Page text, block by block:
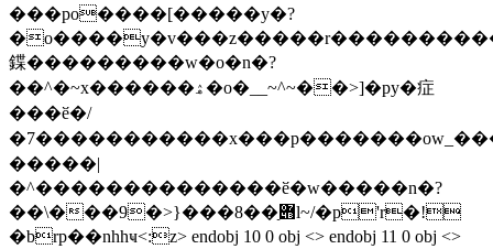
���po����[�����y�?
鍱���������w�o�n�?
��^�~x������ۿ�o�__~^~��>]�py�症
���ӗ�/
�
�����|
�^��������������ӗ�w�����n�?
��\���9�>}���݋ַ��8l~/�p'r�!
�brp��nhhҹ<:z> endobj 10 0 obj <> endobj 11 0 obj <>